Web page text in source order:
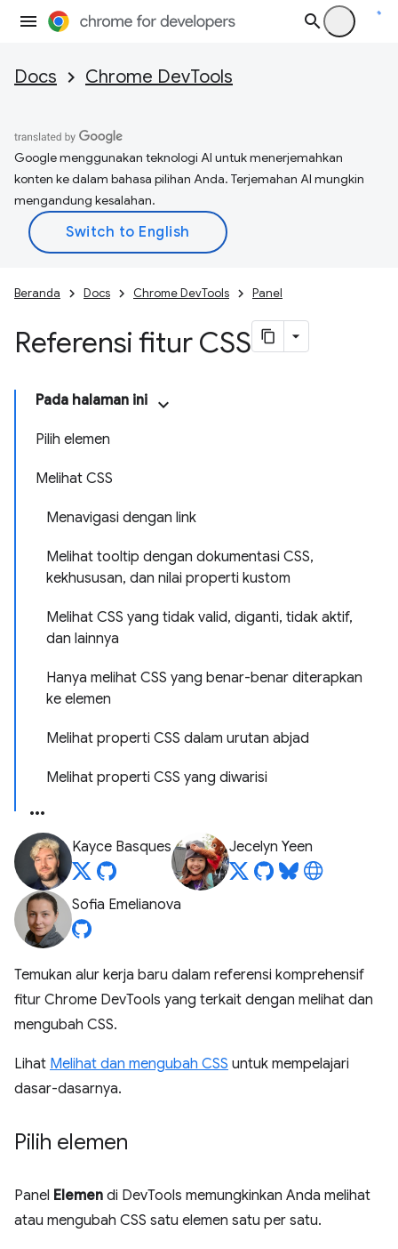
Docs Chrome DevTools
Google menggunakan teknologi AI untuk menerjemahkan
konten ke dalam bahasa pilihan Anda. Terjemahan AI mungkin
mengandung kesalahan.
Beranda Docs Chrome DevTools Panel
Referensi fitur CSS
Pada halaman ini
Pilih elemen
Melihat CSS
Menavigasi dengan link
Melihat tooltip dengan dokumentasi CSS,
kekhususan, dan nilai properti kustom
Melihat CSS yang tidak valid, diganti, tidak aktif,
dan lainnya
Hanya melihat CSS yang benar-benar diterapkan
ke elemen
Melihat properti CSS dalam urutan abjad
Melihat properti CSS yang diwarisi
Kayce Basques Jecelyn Yeen
Sofia Emelianova
Temukan alur kerja baru dalam referensi komprehensif
fitur Chrome DevTools yang terkait dengan melihat dan
mengubah CSS.
Lihat Melihat dan mengubah CSS untuk mempelajari
dasar-dasarnya.
Pilih elemen
Panel Elemen di DevTools memungkinkan Anda melihat
atau mengubah CSS satu elemen satu per satu.